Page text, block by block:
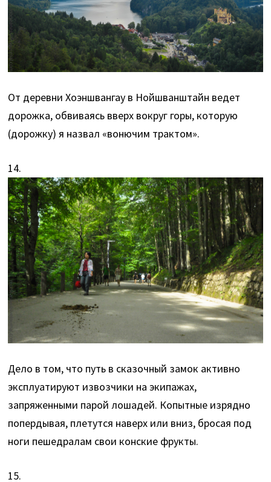
От деревни Хоэншвангау в Нойшванштайн ведет
дорожка, обвиваясь вверх вокруг горы, которую
(дорожку) я назвал «вонючим трактом».
14.
Дело в том, что путь в сказочный замок активно
эксплуатируют извозчики на экипажах,
запряженными парой лошадей. Копытные изрядно
попердывая, плетутся наверх или вниз, бросая под
ноги пешедралам свои конские фрукты.
15.